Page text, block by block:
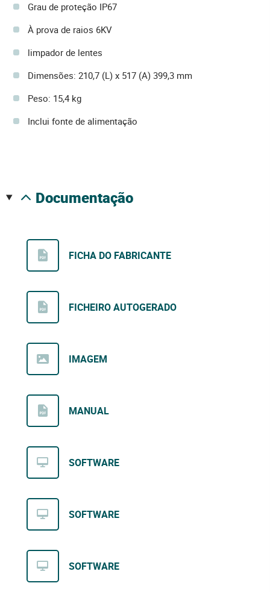
Grau de proteção IP67
À prova de raios 6KV
limpador de lentes
Dimensões: 210,7 (L) x 517 (A) 399,3 mm
Peso: 15,4 kg
Inclui fonte de alimentação
documentação
FICHA DO FABRICANTE
FICHEIRO AUTOGERADO
IMAGEM
MANUAL
SOFTWARE
SOFTWARE
SOFTWARE